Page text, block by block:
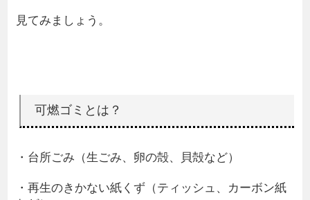
見てみましょう。
可燃ゴミとは？
・台所ごみ（生ごみ、卵の殻、貝殻など）
・再生のきかない紙くず（ティッシュ、カーボン紙